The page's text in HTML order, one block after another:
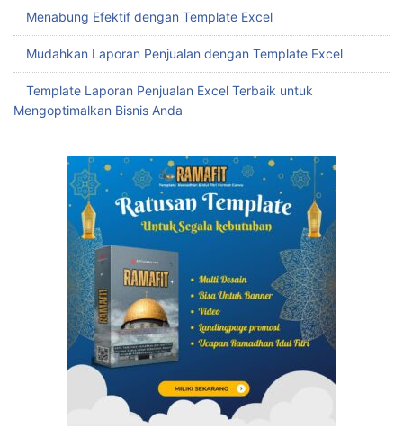
Menabung Efektif dengan Template Excel
Mudahkan Laporan Penjualan dengan Template Excel
Template Laporan Penjualan Excel Terbaik untuk
Mengoptimalkan Bisnis Anda